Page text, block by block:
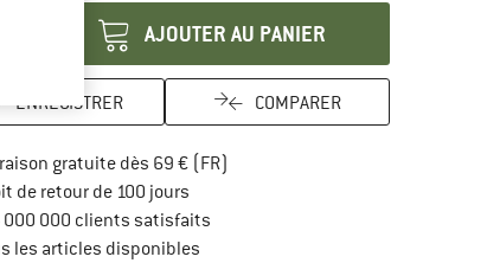
AJOUTER AU PANIER
ENREGISTRER COMPARER
gratuite dès 69 € (FR)
de retour de 100 joursTrouve les informations de
000 000 clients satisfaits
les articles disponibles